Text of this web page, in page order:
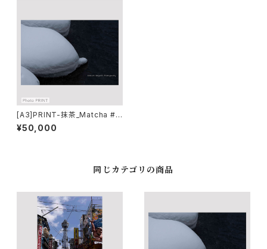
[A3]PRINT-抹茶_Matcha #0
5
¥50,000
同じカテゴリの商品